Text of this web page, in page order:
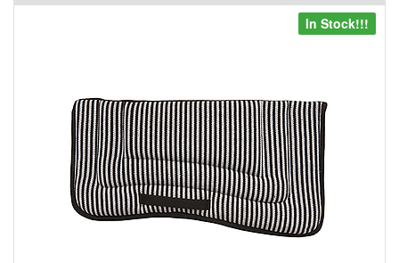
In Stock!!!